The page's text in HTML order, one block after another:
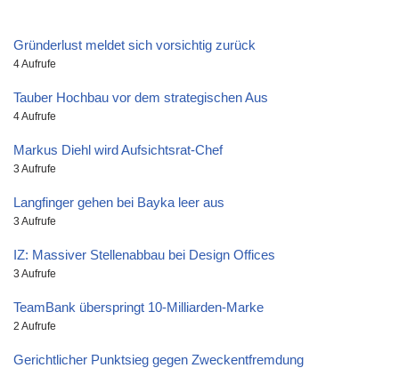
Gründerlust meldet sich vorsichtig zurück
4 Aufrufe
Tauber Hochbau vor dem strategischen Aus
4 Aufrufe
Markus Diehl wird Aufsichtsrat-Chef
3 Aufrufe
Langfinger gehen bei Bayka leer aus
3 Aufrufe
IZ: Massiver Stellenabbau bei Design Offices
3 Aufrufe
TeamBank überspringt 10-Milliarden-Marke
2 Aufrufe
Gerichtlicher Punktsieg gegen Zweckentfremdung